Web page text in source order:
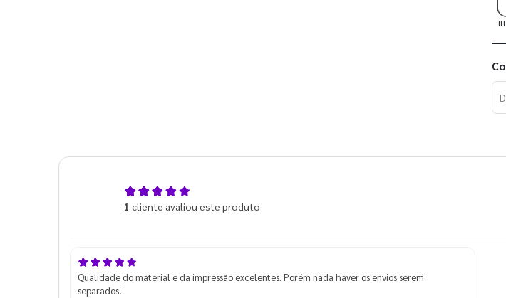
1 cliente avaliou este produto
Qualidade do material e da impressão excelentes. Porém nada haver os envios serem
separados!